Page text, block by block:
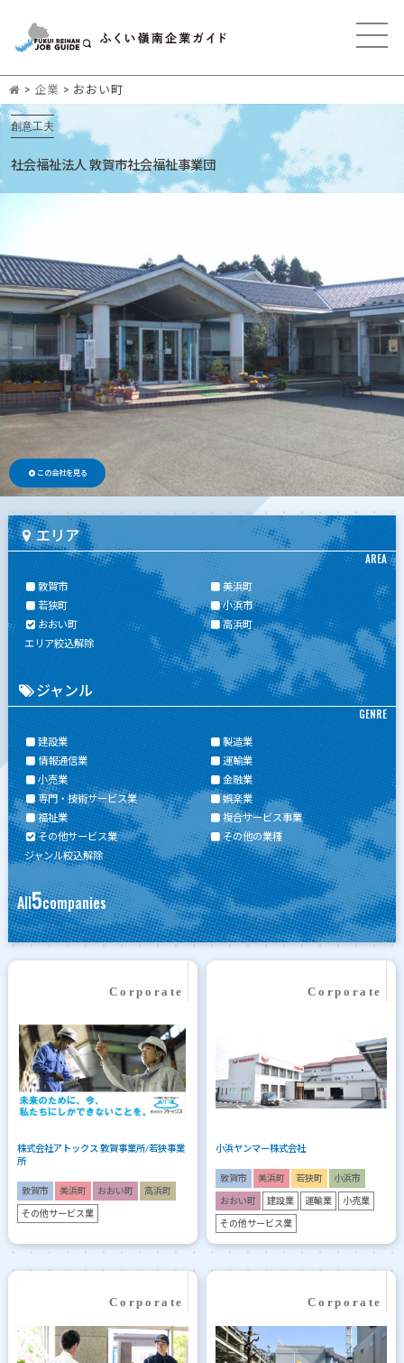
> 企業 > おおい町
創意工夫
社会福祉法人 敦賀市社会福祉事業団
この会社を見る
エリア
AREA
敦賀市
美浜町
若狭町
小浜市
おおい町
高浜町
エリア絞込解除
ジャンル
GENRE
建設業
製造業
情報通信業
運輸業
小売業
金融業
専門・技術サービス業
娯楽業
福祉業
複合サービス事業
その他サービス業
その他の業種
ジャンル絞込解除
All5companies
株式会社アトックス 敦賀事業所/若狭事業
所
敦賀市 美浜町 おおい町 高浜町
その他サービス業
小浜ヤンマー株式会社
敦賀市 美浜町 若狭町 小浜市
おおい町 建設業 運輸業 小売業
その他サービス業